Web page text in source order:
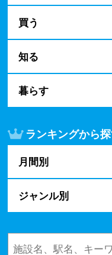
買う
知る
暮らす
ランキングから
月間別
ジャンル別